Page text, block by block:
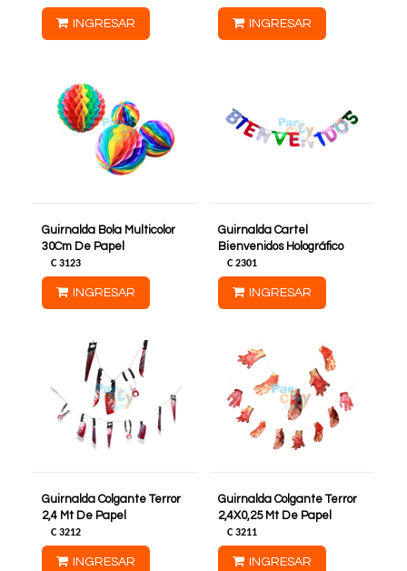
INGRESAR INGRESAR
Guirnalda Bola Multicolor
30Cm De Papel
C 3123
INGRESAR
Guirnalda Cartel
Bienvenidos Holográfico
C 2301
INGRESAR
Guirnalda Colgante Terror
2,4 Mt De Papel
C 3212
INGRESAR
Guirnalda Colgante Terror
2,4X0,25 Mt De Papel
C 3211
INGRESAR